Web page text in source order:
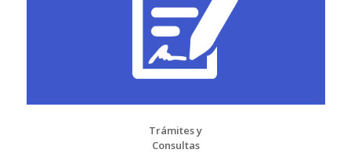
Trámites y
Consultas